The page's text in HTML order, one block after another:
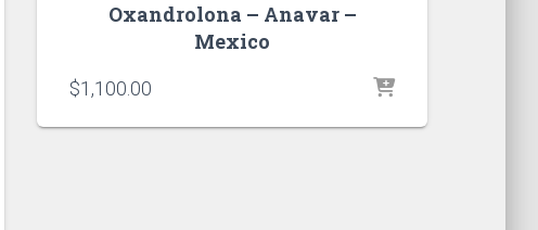
Oxandrolona – Anavar –
Mexico
$1,100.00